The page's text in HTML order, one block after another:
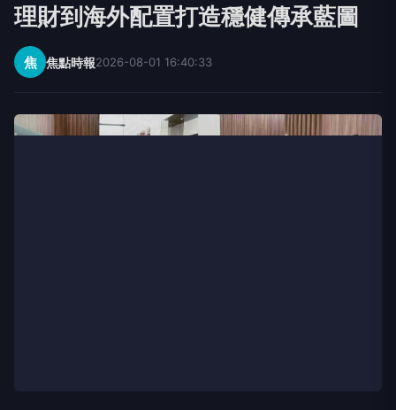
理財到海外配置打造穩健傳承藍圖
焦 焦點時報2026-08-01 16:40:33